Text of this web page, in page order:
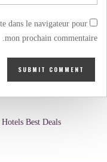
dans le navigateur pour
mon prochain commentaire.
Best Deals